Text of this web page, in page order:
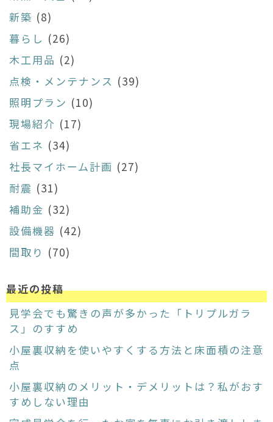
新築 (8)
暮らし (26)
木工用品 (2)
点検・メンテナンス (39)
照明プラン (10)
現場紹介 (17)
省エネ (34)
社長マイホーム計画 (27)
耐震 (31)
補助金 (32)
設備機器 (42)
間取り (70)
最近の投稿
見学会でも驚きの声が多かった「トリプルガラ
ス」のすすめ
小屋裏収納を使いやすくする方法と床面積の注意
点
小屋裏収納のメリット・デメリットは？私がおす
すめしない理由